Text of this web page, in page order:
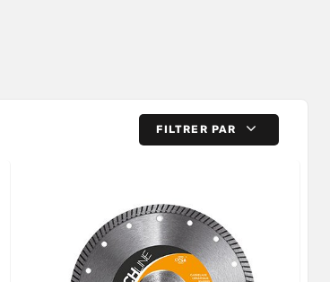
FILTRER PAR